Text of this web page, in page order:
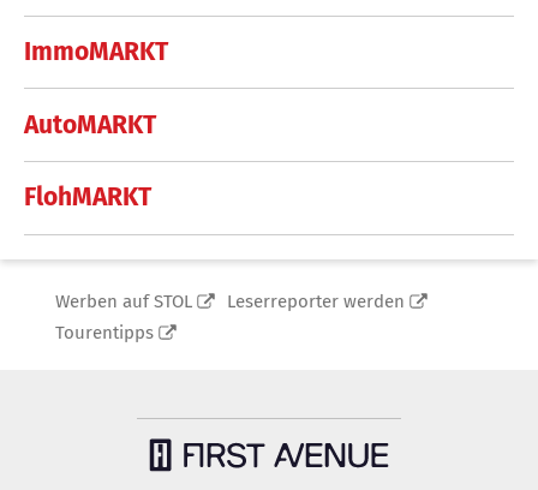
ImmoMARKT
AutoMARKT
FlohMARKT
Werben auf STOL
Leserreporter werden
Tourentipps